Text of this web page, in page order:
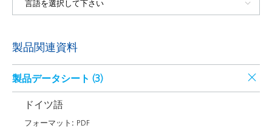
製品関連資料
製品データシート (3)
ドイツ語
フォーマット: PDF